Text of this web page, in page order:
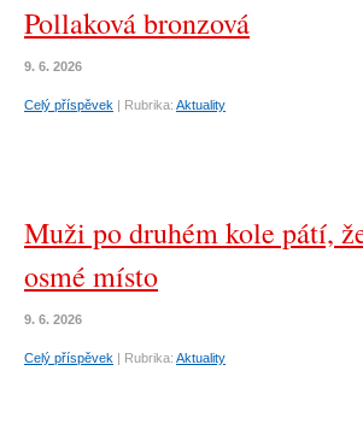
Pollaková bronzová
9. 6. 2026
Celý příspěvek | Rubrika: Aktuality
Muži po druhém kole pátí,
osmé místo
9. 6. 2026
Celý příspěvek | Rubrika: Aktuality